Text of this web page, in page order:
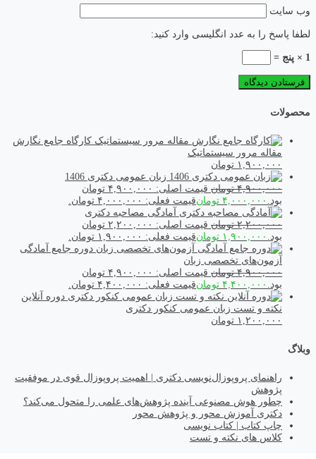
وب‌ سایت
لطفا پاسخ را به عدد انگلیسی وارد کنید:
1 × پنج =
محصولات
کارگاه جامع نگارش
مقاله مرور سیستماتیک
۱,۹۰۰,۰۰۰ تومان
زبان عمومی دکتری 1406
۴,۹۰۰,۰۰۰ تومان
قیمت اصلی: ۴,۹۰۰,۰۰۰ تومان
بود. ۴,۰۰۰,۰۰۰ تومانقیمت فعلی: ۴,۰۰۰,۰۰۰ تومان.
آمادگی مصاحبه دکتری
۲,۲۰۰,۰۰۰ تومان
قیمت اصلی: ۲,۲۰۰,۰۰۰ تومان
بود. ۱,۹۰۰,۰۰۰ تومانقیمت فعلی: ۱,۹۰۰,۰۰۰ تومان.
دوره جامع آمادگی
آزمون‌های تخصصی زبان
۴,۹۰۰,۰۰۰ تومان
قیمت اصلی: ۴,۹۰۰,۰۰۰ تومان
بود. ۴,۴۰۰,۰۰۰ تومانقیمت فعلی: ۴,۴۰۰,۰۰۰ تومان.
دوره آنلاین
نکته و تست زبان عمومی کنکور دکتری
۱,۲۰۰,۰۰۰ تومان
وبلاگ
راهنمای پروپوزال‌نویسی دکتری | اهمیت پروپوزال قوی در موفقیت
پژوهش
چطور هوش مصنوعی آینده پژوهش‌های علمی را متحول می‌کند؟
دکتری آموزش محور و پژوهش محور
چاپ کتاب | کتاب نویسی
کلاس های نکته و تست